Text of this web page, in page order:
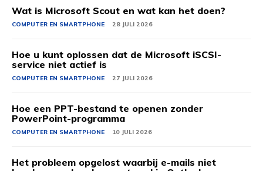
Wat is Microsoft Scout en wat kan het doen?
COMPUTER EN SMARTPHONE 28 JULI 2026
Hoe u kunt oplossen dat de Microsoft iSCSI-
service niet actief is
COMPUTER EN SMARTPHONE 27 JULI 2026
Hoe een PPT-bestand te openen zonder
PowerPoint-programma
COMPUTER EN SMARTPHONE 10 JULI 2026
Het probleem opgelost waarbij e-mails niet